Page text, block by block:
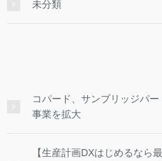
未分類
コパード、サンブリッジパ
事業を拡大
【生産計画DXはじめるなら